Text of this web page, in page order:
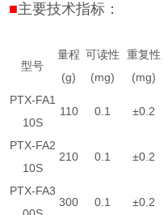
■主要技术指标：
型号
量程
(g)
可读性
(mg)
重复性
(mg)
PTX-FA1
10S
110 0.1 ±0.2
PTX-FA2
10S
210 0.1 ±0.2
PTX-FA3
300 0.1 ±0.2